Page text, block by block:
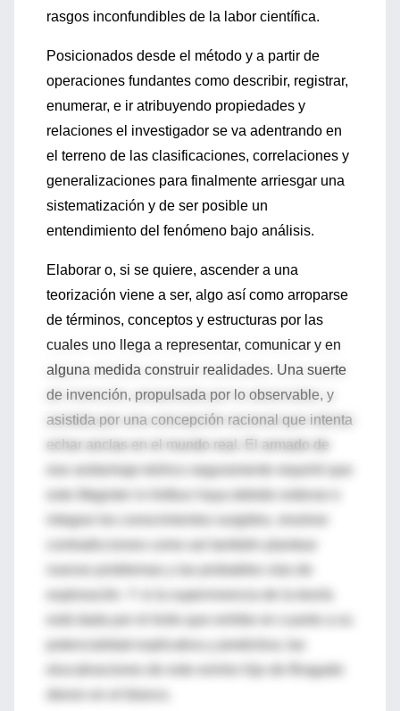
rasgos inconfundibles de la labor científica.
Posicionados desde el método y a partir de
operaciones fundantes como describir, registrar,
enumerar, e ir atribuyendo propiedades y
relaciones el investigador se va adentrando en
el terreno de las clasificaciones, correlaciones y
generalizaciones para finalmente arriesgar una
sistematización y de ser posible un
entendimiento del fenómeno bajo análisis.
Elaborar o, si se quiere, ascender a una
teorización viene a ser, algo así como arroparse
de términos, conceptos y estructuras por las
cuales uno llega a representar, comunicar y en
alguna medida construir realidades. Una suerte
de invención, propulsada por lo observable, y
asistida por una concepción racional que intenta
echar anclas en el mundo real. El armado de
ese andamiaje teórico seguramente requirió que
Magister in Artibus
haya debido ordenar e
integrar los conocimientos surgidos, resolver
exploración. Y si la supervivencia de la teoría
elucubraciones de este eximio hijo de Bragado